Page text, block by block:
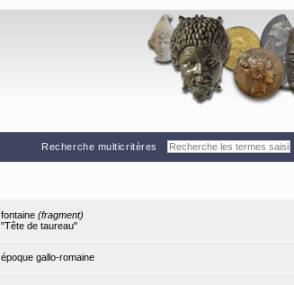
Recherche multicritères
fontaine (fragment)
"Tête de taureau"
époque gallo-romaine